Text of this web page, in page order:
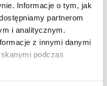
Informacje o tym, jak
partnerom
i analitycznym.
z innymi danymi
podczas
Jimny
wykonany z odpornego